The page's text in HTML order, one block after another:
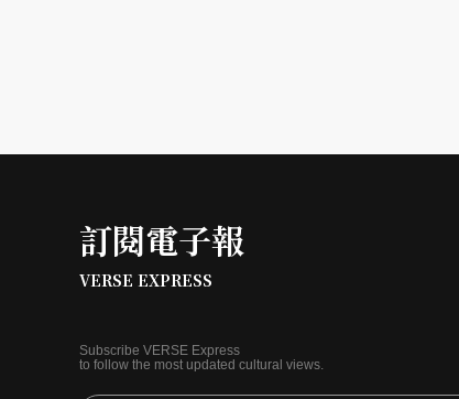
訂閱電子報
VERSE EXPRESS
Subscribe VERSE Express
to follow the most updated cultural views.